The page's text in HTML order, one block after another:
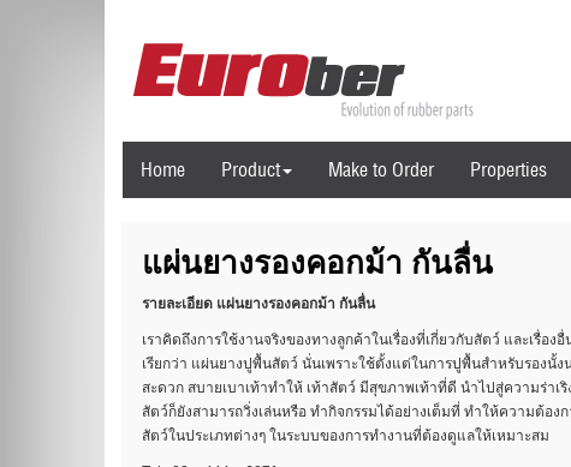
Home Product Make to Order Properties
แผ่นยางรองคอกม้า กันลื่น
รายละเอียด แผ่นยางรองคอกม้า กันลื่น
เราคิดถึงการใช้งานจริงของทางลูกค้าในเรื่องที่เกี่ยวกับสัตว์ และเรื่
เรียกว่า แผ่นยางปูพื้นสัตว์ นั่นเพราะใช้ตั้งแต่ในการปูพื้นสำหรับรองนั้
สะดวก สบายเบาเท้าทำให้ เท้าสัตว์ มีสุขภาพเท้าที่ดี นำไปสู่ความร่า
สัตว์ก็ยังสามารถวิ่งเล่นหรือ ทำกิจกรรมได้อย่างเต็มที่ ทำให้ความต้อ
สัตว์ในประเภทต่างๆ ในระบบของการทำงานที่ต้องดูแลให้เหมาะสม